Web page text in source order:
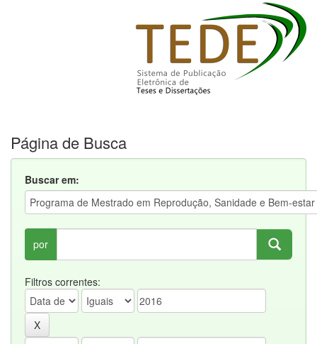
Página de Busca
Buscar em:
por
Filtros correntes: